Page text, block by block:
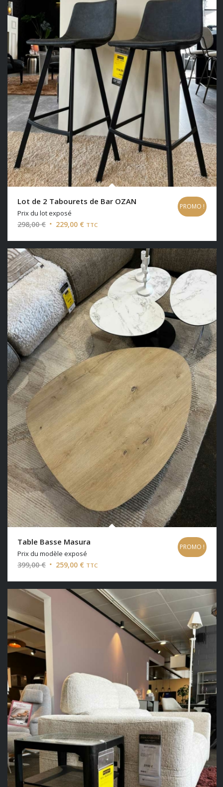
Lot de 2 Tabourets de Bar OZAN
Prix du lot exposé
298,00€ Le
initial
était :
298,00 €.
229,00 € Le
actuel
est :
229,00 €.
TTC
PROMO !
Table Basse Masura
Prix du modèle exposé
399,00€ Le
initial
était :
259,00 € Le
actuel
est :
259,00 €.
TTC
PROMO !